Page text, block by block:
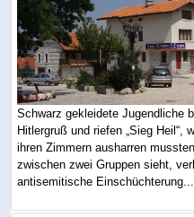
Schwarz gekleidete Jugendliche
Hitlergruß und riefen „Sieg Heil“,
ihren Zimmern ausharren
zwischen zwei Gruppen sieht,
antisemitische Einschüchterung....